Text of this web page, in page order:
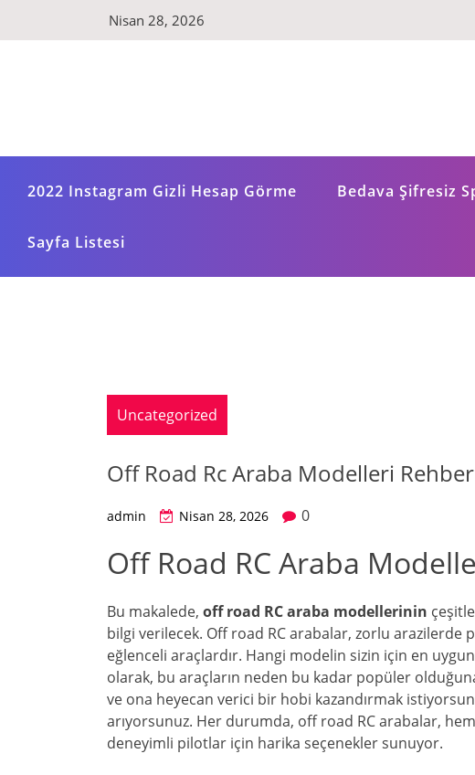
Nisan 28, 2026
2022 Instagram Gizli Hesap Görme Bedava Şifresiz
Sayfa Listesi
Uncategorized
Off Road Rc Araba Modelleri
admin Nisan 28, 2026 0
Off Road RC Araba
Bu makalede, off road RC araba modellerinin
bilgi verilecek. Off road RC arabalar, zorlu arazilerde
eğlenceli araçlardır. Hangi modelin sizin için en
olarak, bu araçların neden bu kadar popüler
ve ona heyecan verici bir hobi kazandırmak
arıyorsunuz. Her durumda, off road RC arabalar,
deneyimli pilotlar için harika seçenekler sunuyor.